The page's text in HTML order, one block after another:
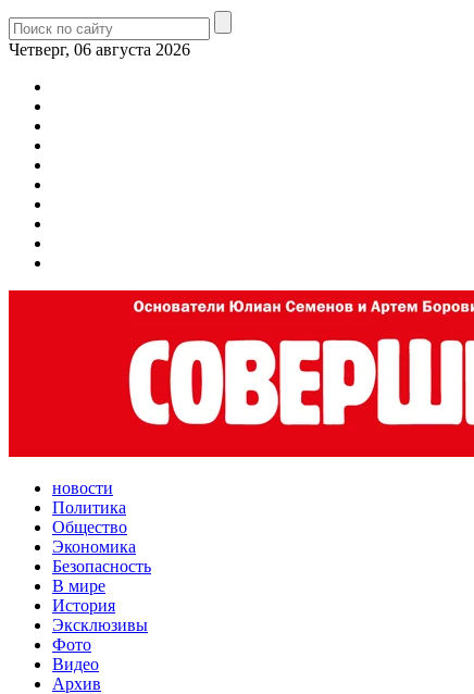
Четверг, 06 августа 2026
новости
Политика
Общество
Экономика
Безопасность
В мире
История
Эксклюзивы
Фото
Видео
Архив